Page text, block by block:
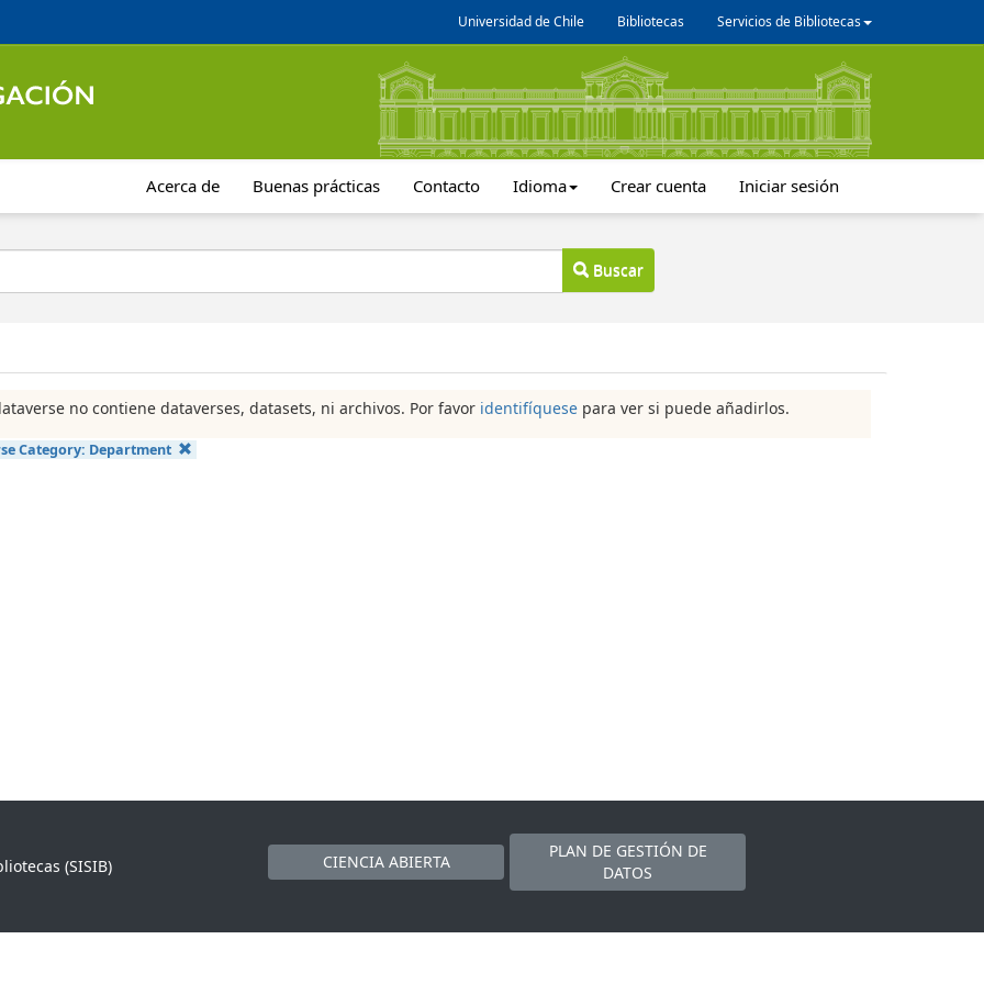
Universidad de Chile Bibliotecas Servicios de Bibliotecas
Acerca de Buenas prácticas Contacto Idioma Crear cuenta Iniciar sesión
Buscar
no contiene dataverses, datasets, ni archivos. Por favor identifíquese para ver si puede añadirlos.
Category: Department
(SISIB)
CIENCIA ABIERTA
PLAN DE GESTIÓN DE
DATOS